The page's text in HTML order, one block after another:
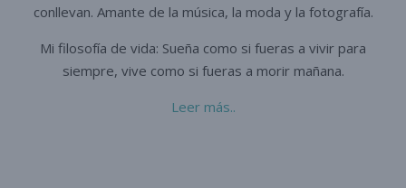
conllevan. Amante de la música, la moda y la fotografía.
Mi filosofía de vida: Sueña como si fueras a vivir para
siempre, vive como si fueras a morir mañana.
Leer más..